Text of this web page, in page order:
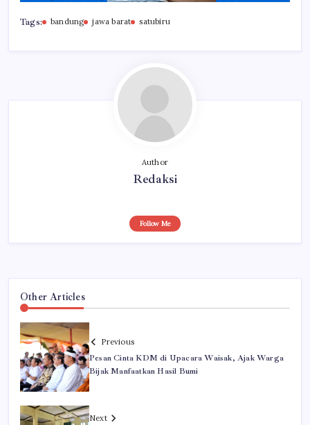
Tags: bandung jawa barat satubiru
Author
Redaksi
Follow Me
Other Articles
Previous
Pesan Cinta KDM di Upacara Waisak, Ajak Warga
Bijak Manfaatkan Hasil Bumi
Next